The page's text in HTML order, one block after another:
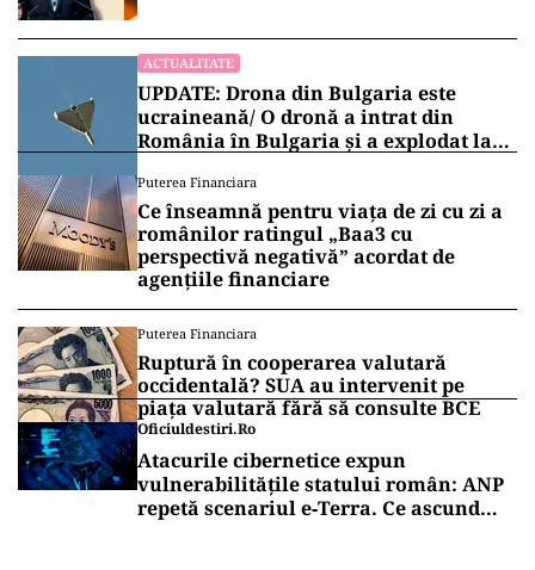
ACTUALITATE
UPDATE: Drona din Bulgaria este
ucraineană/ O dronă a intrat din
România în Bulgaria şi a explodat la
Puterea Financiara
Ce înseamnă pentru viața de zi cu zi a
românilor ratingul „Baa3 cu
perspectivă negativă” acordat de
agențiile financiare
Puterea Financiara
Ruptură în cooperarea valutară
occidentală? SUA au intervenit pe
piața valutară fără să consulte BCE
Oficiuldestiri.ro
Atacurile cibernetice expun
vulnerabilitățile statului român: ANP
repetă scenariul e‑Terra. Ce ascund